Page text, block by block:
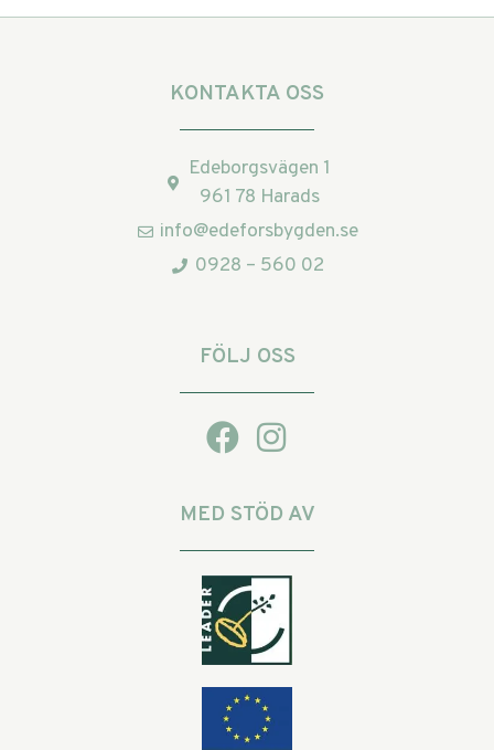
KONTAKTA OSS
Edeborgsvägen 1
961 78 Harads
info@edeforsbygden.se
0928 – 560 02
FÖLJ OSS
MED STÖD AV